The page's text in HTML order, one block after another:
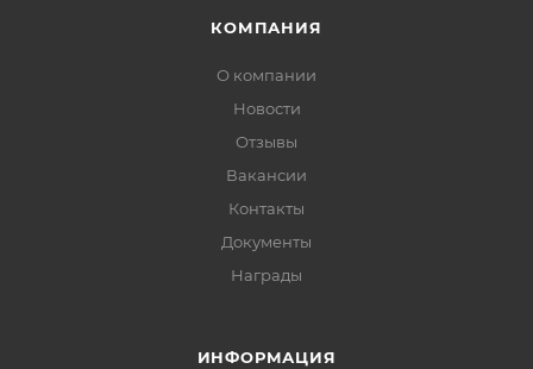
КОМПАНИЯ
О компании
Новости
Отзывы
Вакансии
Контакты
Документы
Награды
ИНФОРМАЦИЯ